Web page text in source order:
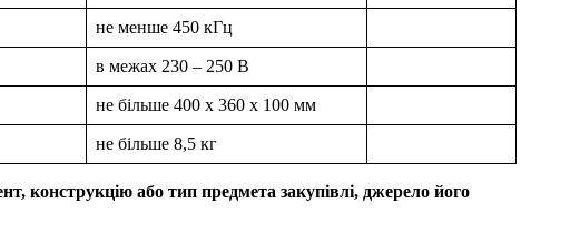
не менше 450 кГц
в межах 230 – 250 В
не більше 400 х 360 х 100 мм
не більше 8,5 кг
конструкцію або тип предмета закупівлі, джерело його